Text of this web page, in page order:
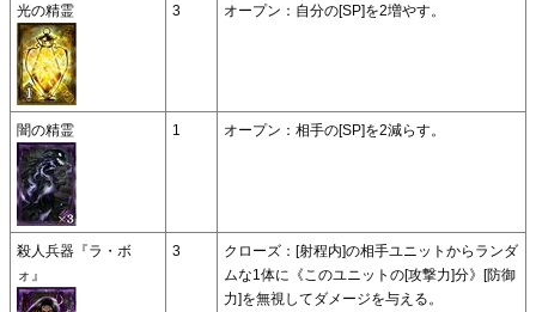
光の精霊 3 オープン：自分の[SP]を2増やす。
闇の精霊 1 オープン：相手の[SP]を2減らす。
殺人兵器『ラ・ボ
ォ』
3
クローズ：[射程内]の相手ユニットからランダ
ムな1体に《このユニットの[攻撃力]分》[防御
力]を無視してダメージを与える。